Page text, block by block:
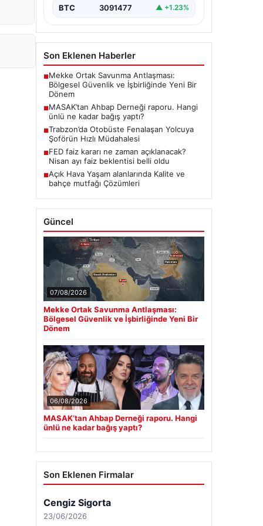
BTC 3091477 ▲ +1.23%
Son Eklenen Haberler
■Mekke Ortak Savunma Antlaşması:
Bölgesel Güvenlik ve İşbirliğinde Yeni Bir
Dönem
■MASAK’tan Ahbap Derneği raporu. Hangi
ünlü ne kadar bağış yaptı?
■Trabzon’da Otobüste Fenalaşan Yolcuya
Şoförün Hızlı Müdahalesi
■FED faiz kararı ne zaman açıklanacak?
Nisan ayı faiz beklentisi belli oldu
■Açık Hava Yaşam alanlarında Kalite ve
bahçe mutfağı Çözümleri
Güncel
07/08/2026
Mekke Ortak Savunma Antlaşması:
Bölgesel Güvenlik ve İşbirliğinde Yeni Bir
Dönem
06/08/2026
MASAK’tan Ahbap Derneği raporu. Hangi
ünlü ne kadar bağış yaptı?
Son Eklenen Firmalar
Cengiz Sigorta
23/06/2026